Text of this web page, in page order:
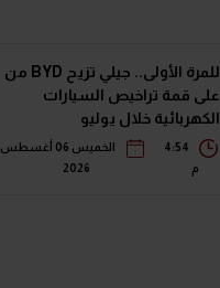
للمرة الأولى.. جيلي تزيح BYD من
على قمة تراخيص السيارات
الكهربائية خلال يوليو
4:54
م
الخميس 06 أغسطس
2026